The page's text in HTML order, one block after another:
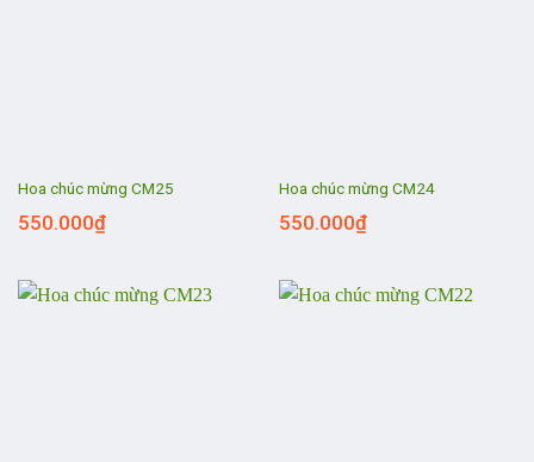
Hoa chúc mừng CM25
550.000₫
Hoa chúc mừng CM24
550.000₫